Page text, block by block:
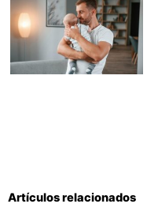
Artículos relacionados